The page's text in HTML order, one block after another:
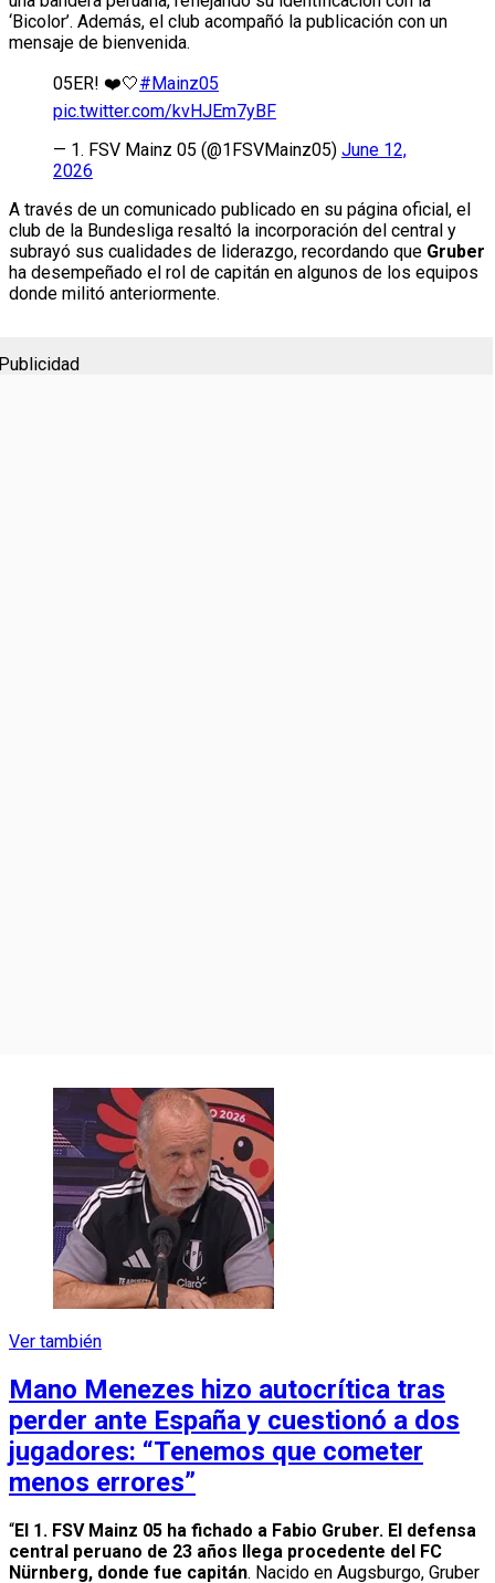
‘Bicolor’. Además, el club acompañó la publicación con un
mensaje de bienvenida.
05ER! ❤️🤍#Mainz05
pic.twitter.com/kvHJEm7yBF
— 1. FSV Mainz 05 (@1FSVMainz05) June 12,
2026
A través de un comunicado publicado en su página oficial, el
club de la Bundesliga resaltó la incorporación del central y
subrayó sus cualidades de liderazgo, recordando que Gruber
ha desempeñado el rol de capitán en algunos de los equipos
donde militó anteriormente.
Ver también
Mano Menezes hizo autocrítica tras
perder ante España y cuestionó a dos
jugadores: “Tenemos que cometer
menos errores”
“El 1. FSV Mainz 05 ha fichado a Fabio Gruber. El defensa
central peruano de 23 años llega procedente del FC
Nürnberg, donde fue capitán. Nacido en Augsburgo, Gruber